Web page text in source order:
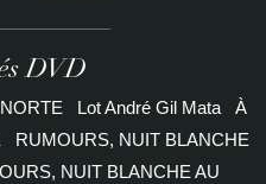
DVD
Lot André Gil Mata
À
RUMOURS, NUIT BLANCHE
NUIT BLANCHE AU